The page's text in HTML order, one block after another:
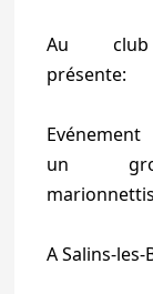
Au club
présente:
un
A Salins-